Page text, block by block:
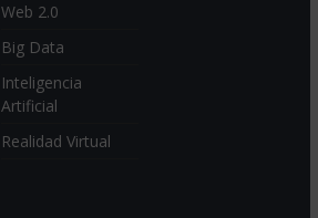
Web 2.0
Big Data
Inteligencia
Artificial
Realidad Virtual